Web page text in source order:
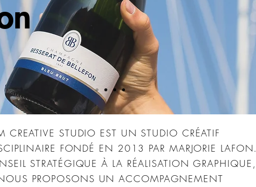
CREATIVE STUDIO EST UN STUDIO CRÉATIF
FONDÉ EN 2013 PAR MARJORIE LAFON.
STRATÉGIQUE À LA RÉALISATION GRAPHIQUE,
PROPOSONS UN ACCOMPAGNEMENT